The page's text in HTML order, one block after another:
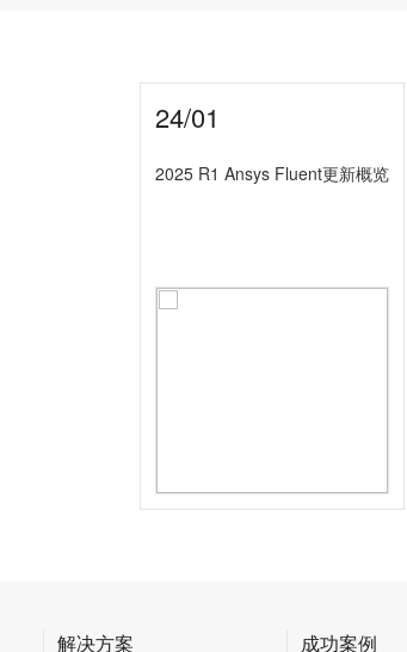
24/01
2025 R1 Ansys Fluent更新概览
解决方案 成功案例